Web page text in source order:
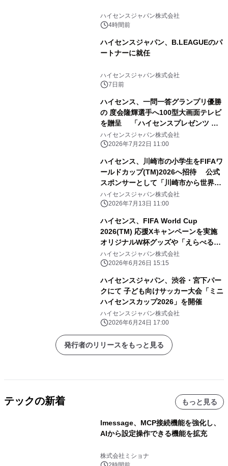
ハイセンスジャパン株式会社
4時間前
ハイセンスジャパン、B.LEAGUEのパ
ートナーに就任
ハイセンスジャパン株式会社
7日前
ハイセンス、一問一答グランプリ優勝
の 度会隆輝選手へ100型大画面テレビ
を贈呈 「ハイセンスプレゼンツ 横
浜DeNAベイスターズのここだけの話
2026」 チャレンジ企画で見事優勝
ハイセンスジャパン株式会社
2026年7月22日 11:00
ハイセンス、川崎市の小学生をFIFAワ
ールドカップ(TM)2026へ招待 公式
スポンサーとして「川崎市から世界
へ」を実施
ハイセンスジャパン株式会社
2026年7月13日 11:00
ハイセンス、FIFA World Cup
2026(TM) 応援Xキャンペーンを実施
オリジナルW杯グッズや「えらべる
Pay」が その場で当たるキャンペーン
を展開
ハイセンスジャパン株式会社
2026年6月26日 15:15
ハイセンスジャパン、渋谷・宮下パー
クにて 子ども向けサッカー大会「ミニ
ハイセンスカップ2026」を開催
ハイセンスジャパン株式会社
2026年6月24日 17:00
発行者のリリースをもっと見る
テックの新着 もっと見る
lmessage、MCP接続機能を強化し、
AIから設定操作できる機能を拡充
株式会社ミショナ